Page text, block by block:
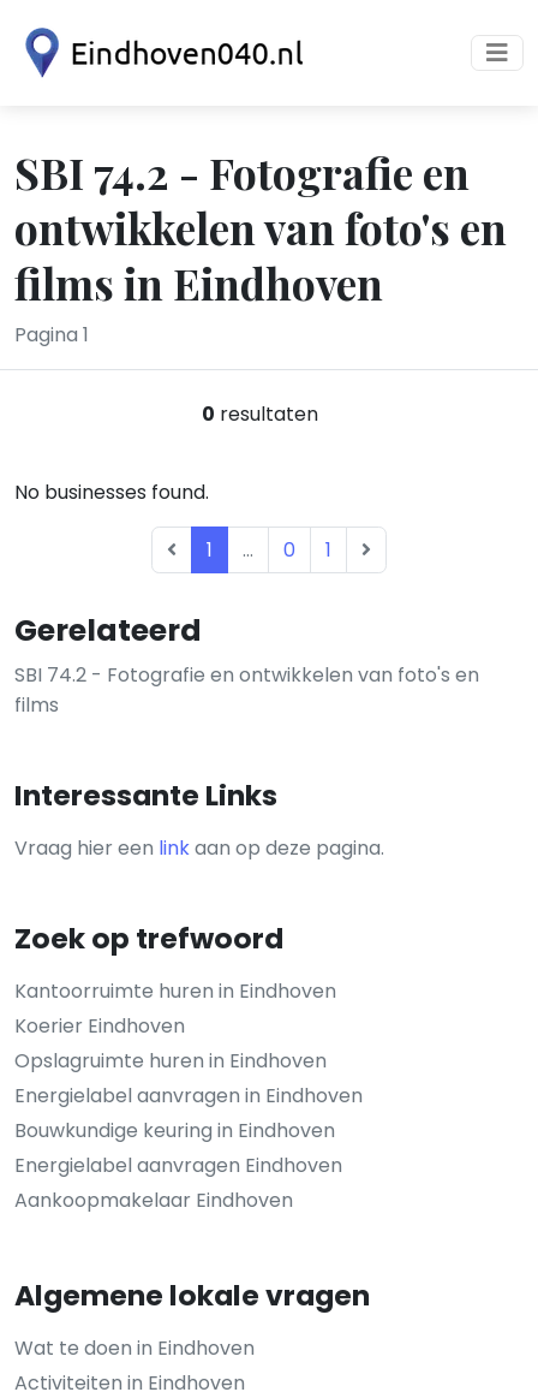
SBI 74.2 - Fotografie en
ontwikkelen van foto's en
films in Eindhoven
Pagina 1
Gerelateerd
SBI 74.2 - Fotografie en ontwikkelen van foto's en
films
Interessante Links
Vraag hier een linkaan op deze pagina.
Zoek op trefwoord
Kantoorruimte huren in Eindhoven
Koerier Eindhoven
Opslagruimte huren in Eindhoven
Energielabel aanvragen in Eindhoven
Bouwkundige keuring in Eindhoven
Energielabel aanvragen Eindhoven
Aankoopmakelaar Eindhoven
Algemene lokale vragen
Wat te doen in Eindhoven
Activiteiten in Eindhoven
0 resultaten
No businesses found.
1 ... 0 1